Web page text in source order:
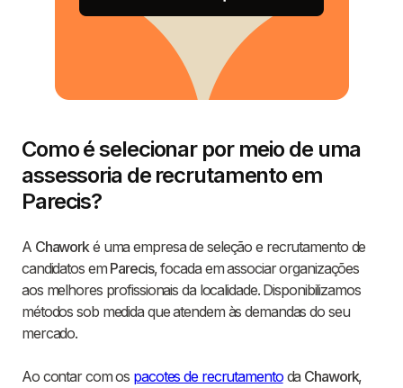
Como é selecionar por meio de uma
assessoria de recrutamento em
Parecis?
A Chaworké uma empresa de seleção e recrutamento de
candidatos em Parecis, focada em associar organizações
aos melhores profissionais da localidade. Disponibilizamos
métodos sob medida que atendem às demandas do seu
mercado.
Ao contar com os pacotes de recrutamentoda Chawork,